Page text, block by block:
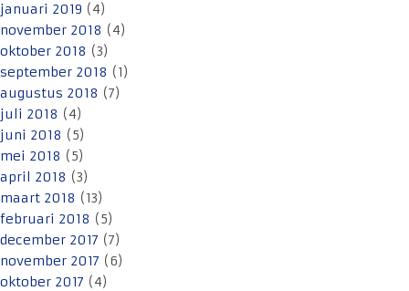
januari 2019 (4)
november 2018 (4)
oktober 2018 (3)
september 2018 (1)
augustus 2018 (7)
juli 2018 (4)
juni 2018 (5)
mei 2018 (5)
april 2018 (3)
maart 2018 (13)
februari 2018 (5)
december 2017 (7)
november 2017 (6)
oktober 2017 (4)